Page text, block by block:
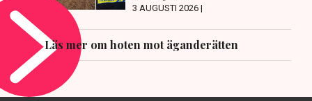
3 AUGUSTI 2026 |
Läs mer om hoten mot äganderätten